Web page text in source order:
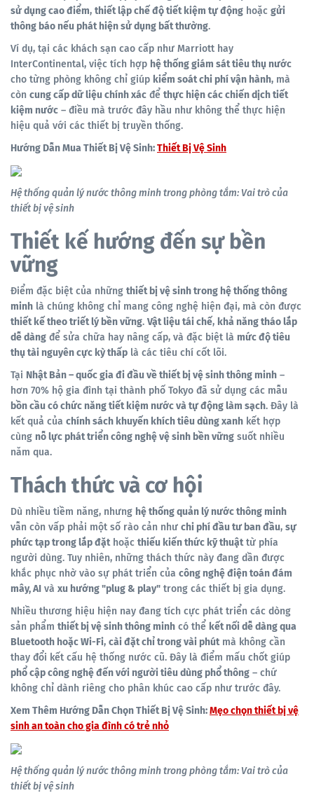
sử dụng cao điểm, thiết lập chế độ tiết kiệm tự động hoặc gửi
thông báo nếu phát hiện sử dụng bất thường.
Ví dụ, tại các khách sạn cao cấp như Marriott hay
InterContinental, việc tích hợp hệ thống giám sát tiêu thụ nước
cho từng phòng không chỉ giúp kiểm soát chi phí vận hành, mà
còn cung cấp dữ liệu chính xác để thực hiện các chiến dịch tiết
kiệm nước – điều mà trước đây hầu như không thể thực hiện
hiệu quả với các thiết bị truyền thống.
Hướng Dẫn Mua Thiết Bị Vệ Sinh:Thiết Bị Vệ Sinh
Hệ thống quản lý nước thông minh trong phòng tắm: Vai trò của
thiết bị vệ sinh
Thiết kế hướng đến sự bền
vững
Điểm đặc biệt của những thiết bị vệ sinh trong hệ thống thông
minh là chúng không chỉ mang công nghệ hiện đại, mà còn được
thiết kế theo triết lý bền vững. Vật liệu tái chế, khả năng tháo lắp
dễ dàng để sửa chữa hay nâng cấp, và đặc biệt là mức độ tiêu
thụ tài nguyên cực kỳ thấp là các tiêu chí cốt lõi.
Tại Nhật Bản – quốc gia đi đầu về thiết bị vệ sinh thông minh –
hơn 70% hộ gia đình tại thành phố Tokyo đã sử dụng các mẫu
bồn cầu có chức năng tiết kiệm nước và tự động làm sạch. Đây là
kết quả của chính sách khuyến khích tiêu dùng xanh kết hợp
cùng nỗ lực phát triển công nghệ vệ sinh bền vững suốt nhiều
năm qua.
Thách thức và cơ hội
Dù nhiều tiềm năng, nhưng hệ thống quản lý nước thông minh
vẫn còn vấp phải một số rào cản như chi phí đầu tư ban đầu, sự
phức tạp trong lắp đặthoặc thiếu kiến thức kỹ thuậttừ phía
người dùng. Tuy nhiên, những thách thức này đang dần được
khắc phục nhờ vào sự phát triển của công nghệ điện toán đám
mây, AI và xu hướng "plug & play" trong các thiết bị gia dụng.
Nhiều thương hiệu hiện nay đang tích cực phát triển các dòng
sản phẩm thiết bị vệ sinh thông minh có thể kết nối dễ dàng qua
Bluetooth hoặc Wi-Fi, cài đặt chỉ trong vài phútmà không cần
thay đổi kết cấu hệ thống nước cũ. Đây là điểm mấu chốt giúp
phổ cập công nghệ đến với người tiêu dùng phổ thông – chứ
không chỉ dành riêng cho phân khúc cao cấp như trước đây.
Xem Thêm Hướng Dẫn Chọn Thiết Bị Vệ Sinh:Mẹo chọn thiết bị vệ
sinh an toàn cho gia đình có trẻ nhỏ
Hệ thống quản lý nước thông minh trong phòng tắm: Vai trò của
thiết bị vệ sinh